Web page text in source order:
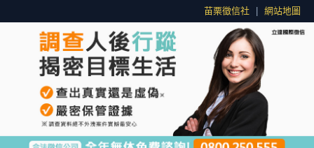
苗栗徵信社 網站地圖